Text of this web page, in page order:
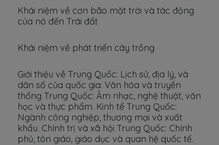
Khái niệm về cơn bão mặt trời và tác động
của nó đến Trái đất
Khái niệm về phát triển cây trồng
Giới thiệu về Trung Quốc: Lịch sử, địa lý, và
dân số của quốc gia. Văn hóa và truyền
thống Trung Quốc: Âm nhạc, nghệ thuật, văn
học và thực phẩm. Kinh tế Trung Quốc:
Ngành công nghiệp, thương mại và xuất
khẩu. Chính trị và xã hội Trung Quốc: Chính
phủ, tôn giáo, giáo dục và quan hệ quốc tế.